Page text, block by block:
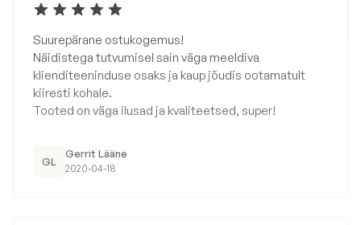
Suurepärane ostukogemus!
Näidistega tutvumisel sain väga meeldiva
klienditeeninduse osaks ja kaup jõudis ootamatult
kiiresti kohale.
Tooted on väga ilusad ja kvaliteetsed, super!
GL
Gerrit Lääne
2020-04-18